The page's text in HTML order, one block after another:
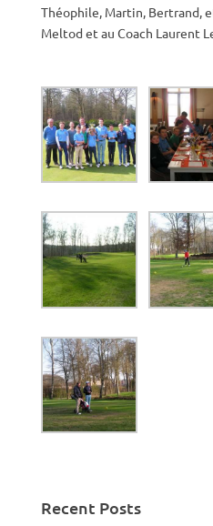
Théophile, Martin, Bertrand,
Meltod et au Coach Laurent
Recent Posts